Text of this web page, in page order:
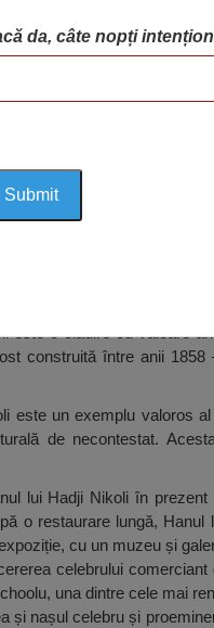
HARTA
Nikoli, Veliko
este o clădire cu valoare
construită între anii
este un exemplu valoros
de necontestat.
lui Hadji Nikoli în
o restaurare lungă,
cu un muzeu și
celebrului
una dintre cele mai
și nașul celebru și
da, câte nopți